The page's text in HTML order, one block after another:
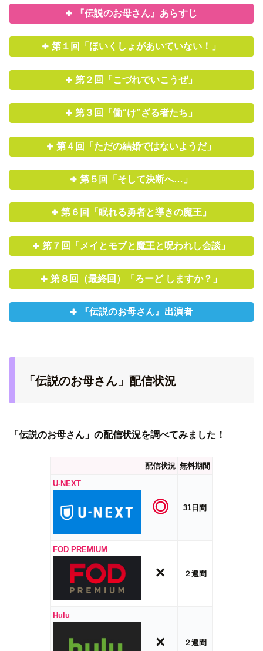
『伝説のお母さん』あらすじ
第１回「ほいくしょがあいていない！」
第２回「こづれでいこうぜ」
第３回「働“け”ざる者たち」
第４回「ただの結婚ではないようだ」
第５回「そして決断へ…」
第６回「眠れる勇者と導きの魔王」
第７回「メイとモブと魔王と呪われし会談」
第８回（最終回）「ろーど しますか？」
『伝説のお母さん』出演者
「伝説のお母さん」配信状況
「伝説のお母さん」の配信状況を調べてみました！
配信状況 無料期間
U-NEXT
◎ 31日間
FOD PREMIUM
× ２週間
Hulu
× ２週間